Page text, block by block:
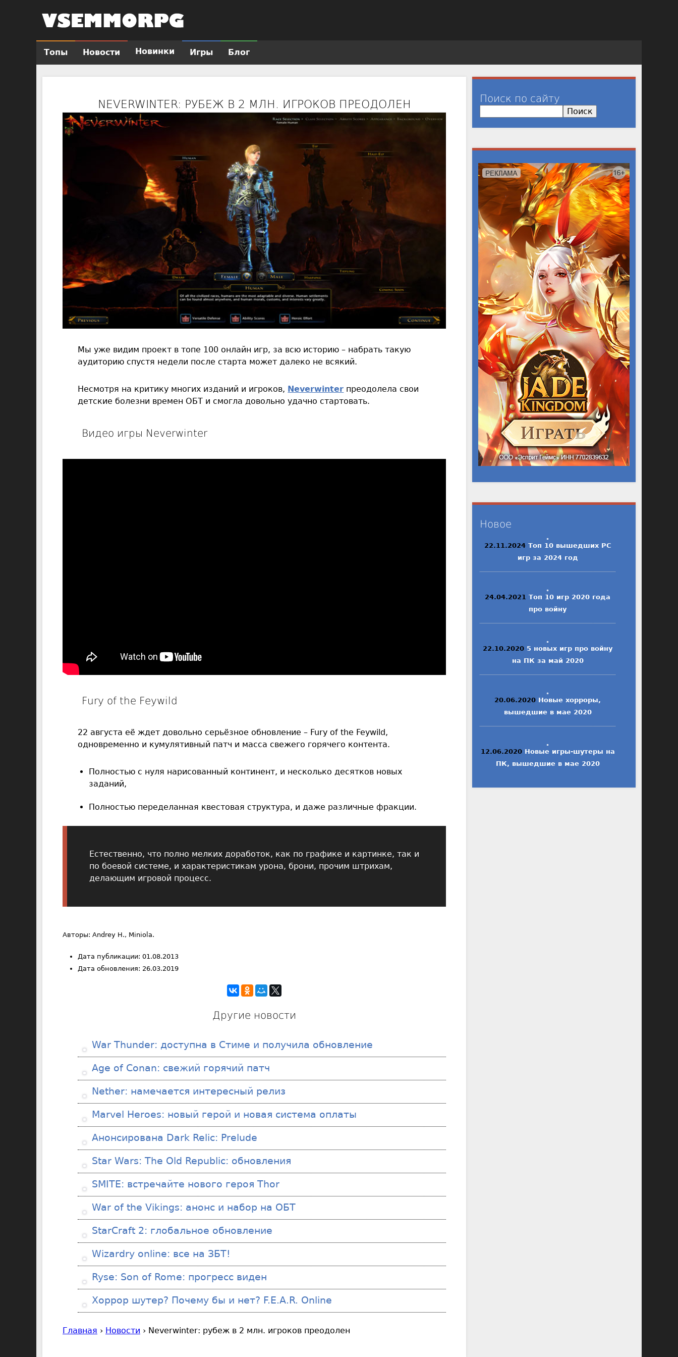
NEVERWINTER: РУБЕЖ В 2 МЛН. ИГРОКОВ ПРЕОДОЛЕН
Мы уже видим проект в топе 100 онлайн игр, за всю историю – набрать такую
аудиторию спустя недели после старта может далеко не всякий.
Несмотря на критику многих изданий и игроков, Neverwinter преодолела свои
детские болезни времен ОБТ и смогла довольно удачно стартовать.
Видео игры Neverwinter
Fury of the Feywild
22 августа её ждет довольно серьёзное обновление – Fury of the Feywild,
одновременно и кумулятивный патч и масса свежего горячего контента.
Полностью с нуля нарисованный континент, и несколько десятков новых
заданий,
Полностью переделанная квестовая структура, и даже различные фракции.
Естественно, что полно мелких доработок, как по графике и картинке, так и
по боевой системе, и характеристикам урона, брони, прочим штрихам,
делающим игровой процесс.
Авторы: Andrey H., Miniola.
Дата публикации: 01.08.2013
Дата обновления: 26.03.2019
Другие новости
War Thunder: доступна в Стиме и получила обновление
Age of Conan: свежий горячий патч
Nether: намечается интересный релиз
Marvel Heroes: новый герой и новая система оплаты
Анонсирована Dark Relic: Prelude
Star Wars: The Old Republic: обновления
SMITE: встречайте нового героя Thor
War of the Vikings: анонс и набор на ОБТ
StarCraft 2: глобальное обновление
Wizardry online: все на ЗБТ!
Ryse: Son of Rome: прогресс виден
Хоррор шутер? Почему бы и нет? F.E.A.R. Online
Главная › Новости › Neverwinter: рубеж в 2 млн. игроков преодолен
л
Топы Новости Новинки Игры Блог
Поиск по сайту
с
Новое
22.11.2024 Топ 10 вышедших PC
игр за 2024 год
24.04.2021 Топ 10 игр 2020 года
про войну
22.10.2020 5 новых игр про войну
на ПК за май 2020
20.06.2020 Новые хорроры,
вышедшие в мае 2020
12.06.2020 Новые игры-шутеры на
ПК, вышедшие в мае 2020